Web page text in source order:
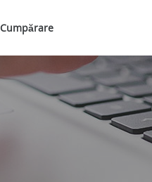
Cumpărare